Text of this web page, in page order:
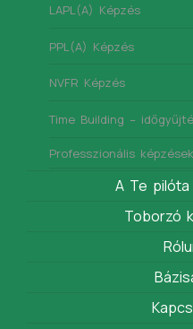
LAPL(A) Képzés
PPL(A) Képzés
NVFR Képzés
Time Building –
Professzionális képzések
A Te
Toborzó